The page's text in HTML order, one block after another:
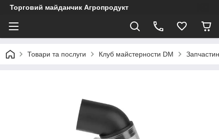
Торговий майданчик Агропродукт
Товари та послуги Клуб майстерности DM